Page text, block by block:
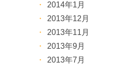
2014年1月
2013年12月
2013年11月
2013年9月
2013年7月